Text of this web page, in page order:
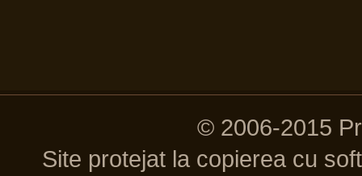
© 2006-2015
Site protejat la copierea cu